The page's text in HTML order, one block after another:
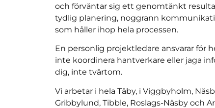
och förväntar sig ett genomtänkt
tydlig planering, noggrann
som håller ihop hela processen.
En personlig projektledare ansvarar för
inte koordinera hantverkare eller jaga
dig, inte tvärtom.
Vi arbetar i hela Täby, i Viggbyholm,
Gribbylund, Tibble, Roslags-Näsby och